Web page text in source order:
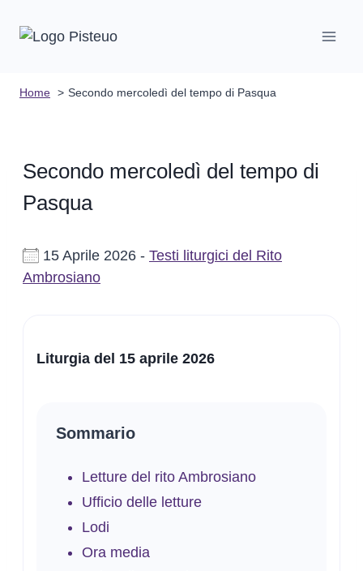
Home Secondo mercoledì del tempo di Pasqua
Secondo mercoledì del tempo di
Pasqua
15 Aprile 2026 - Testi liturgici del Rito
Ambrosiano
Liturgia del 15 aprile 2026
Sommario
Letture del rito Ambrosiano
Ufficio delle letture
Lodi
Ora media